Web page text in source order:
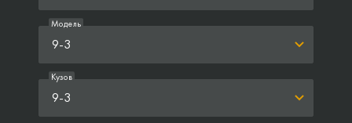
9-3
Модель
9-3
Кузов